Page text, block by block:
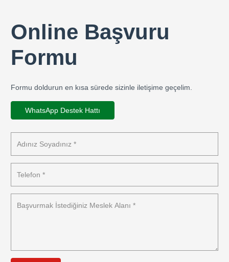
Online Başvuru
Formu
Formu doldurun en kısa sürede sizinle iletişime geçelim.
WhatsApp Destek Hattı